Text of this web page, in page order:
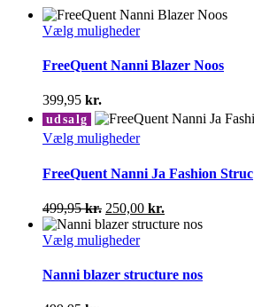
Vælg mulighederDette
har
kan
vælges
varesiden
FreeQuent Nanni Blazer Noos
399,95 kr.
udsalg
Vælg mulighederDette
har
flere
varianter.
Mulighederne
kan
vælges
varesiden
FreeQuent Nanni Ja Fashion Struc
499,95kr. Den
oprindelige
pris
499,95 kr..
250,00 kr.
aktuelle
250,00 kr..
Vælg mulighederDette
har
Nanni blazer structure nos